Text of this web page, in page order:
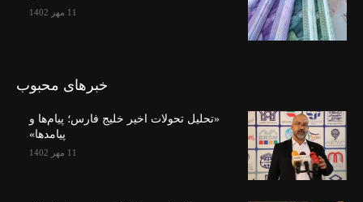
11 مهر 1402
خبرهای محبوب
«تحلیل تحولات اخیر خلیج فارس؛ پیام‌ها و
پیامدها»
11 مهر 1402